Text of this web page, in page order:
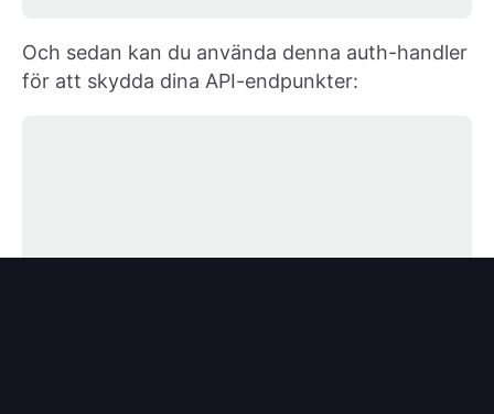
Och sedan kan du använda denna auth-handler
för att skydda dina API-endpunkter: